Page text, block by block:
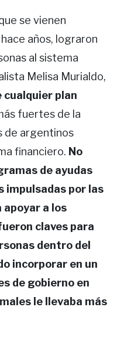
se vienen
años, lograron
al sistema
Melisa Murialdo,
cualquier plan
fuertes de la
de argentinos
financiero. No
de ayudas
por las
a los
claves para
dentro del
incorporar en un
de gobierno en
le llevaba más